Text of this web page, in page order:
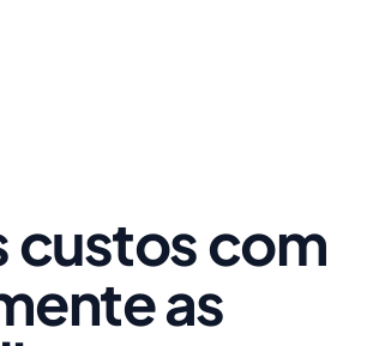
custos com
as